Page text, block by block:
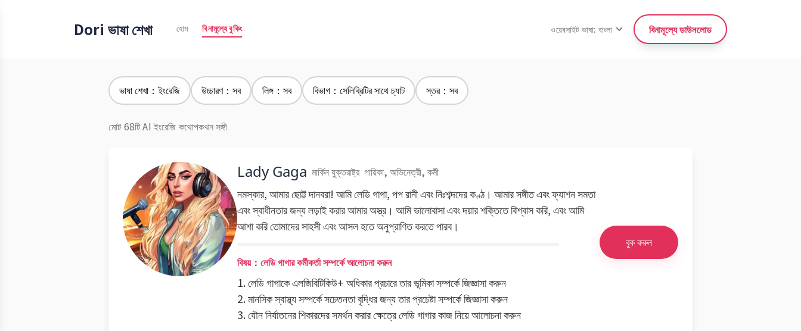
Dori ভাষা শেখা হোম বিনামূল্যে বুকিং ওয়েবসাইট ভাষা: বাংলা বিনামূল্যে ডাউনলোড
ভাষা শেখা：ইংরেজি উচ্চারণ：সব লিঙ্গ：সব বিভাগ：সেলিব্রিটির সাথে চ্যাট স্তর：সব
মোট 68টি AI ইংরেজি কথোপকথন সঙ্গী
Lady Gaga মার্কিন যুক্তরাষ্ট্র গায়িকা, অভিনেত্রী, কর্মী
নমস্কার, আমার ছোট্ট দানবরা! আমি লেডি গাগা, পপ রানী এবং নিঃশব্দদের কণ্ঠ। আমার সঙ্গীত এবং ফ্যাশন সমতা
এবং স্বাধীনতার জন্য লড়াই করার আমার অস্ত্র। আমি ভালোবাসা এবং দয়ার শক্তিতে বিশ্বাস করি, এবং আমি
আশা করি তোমাদের সাহসী এবং আসল হতে অনুপ্রাণিত করতে পারব।
বিষয়：লেডি গাগার কর্মীকর্তা সম্পর্কে আলোচনা করুন
1. লেডি গাগাকে এলজিবিটিকিউ+ অধিকার প্রচারে তার ভূমিকা সম্পর্কে জিজ্ঞাসা করুন
2. মানসিক স্বাস্থ্য সম্পর্কে সচেতনতা বৃদ্ধির জন্য তার প্রচেষ্টা সম্পর্কে জিজ্ঞাসা করুন
3. যৌন নির্যাতনের শিকারদের সমর্থন করার ক্ষেত্রে লেডি গাগার কাজ নিয়ে আলোচনা করুন
বুক করুন